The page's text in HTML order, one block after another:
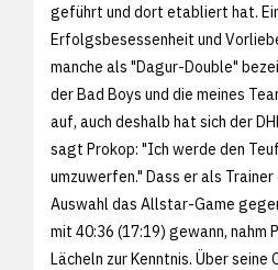
geführt und dort etabliert hat.
Erfolgsbesessenheit und
manche als "Dagur-Double"
der Bad Boys und die meines
auf, auch deshalb hat sich der
sagt Prokop: "Ich werde den
umzuwerfen." Dass er als
Auswahl das Allstar-Game
mit 40:36 (17:19) gewann, nahm
Lächeln zur Kenntnis. Über